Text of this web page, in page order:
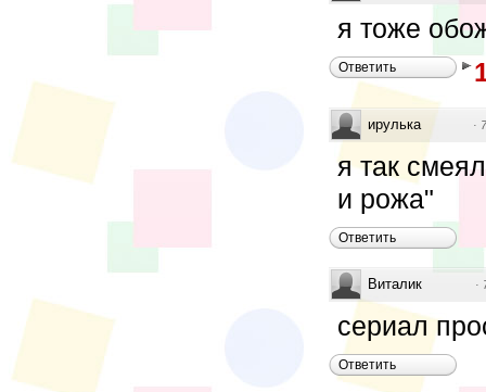
я тоже
Ответить
ирулька ·
я так
и рожа"
Ответить
Виталик ·
сериал
Ответить